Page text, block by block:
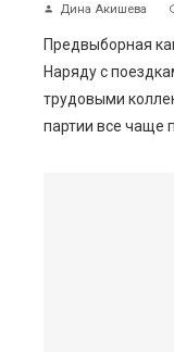
Дина Акишева
Предвыборная
Наряду с
трудовыми
партии все чаще